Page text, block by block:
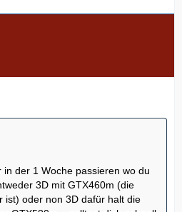
der 1 Woche passieren wo du
3D mit GTX460m (die
ist) oder non 3D dafür halt die